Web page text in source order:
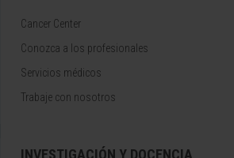
Cancer Center
Conozca a los profesionales
Servicios médicos
Trabaje con nosotros
INVESTIGACIÓN Y DOCENCIA